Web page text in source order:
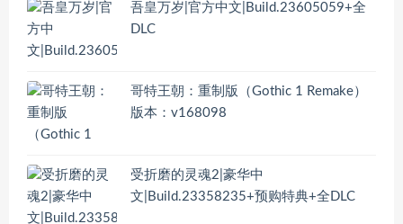
吾皇万岁|官方中文|Build.23605059+全
DLC
哥特王朝：重制版（Gothic 1 Remake）
版本：v168098
受折磨的灵魂2|豪华中
文|Build.23358235+预购特典+全DLC